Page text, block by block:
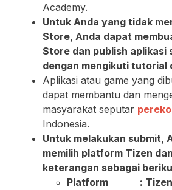
Academy.
Untuk Anda yang tidak
Store, Anda dapat
Store dan publish aplikasi
dengan mengikuti tutorial
Aplikasi atau game yang
dapat membantu dan
masyarakat seputar
Indonesia.
Untuk melakukan submit,
memilih platform Tizen
keterangan sebagai
Platform : Tizen